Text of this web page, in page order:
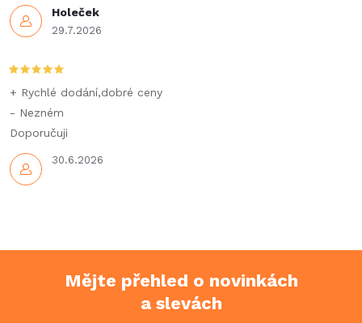
Holeček
29.7.2026
30.6.2026
+ Rychlé dodání,dobré ceny
- Nezném
Doporučuji
Mějte přehled o novinkách
a slevách